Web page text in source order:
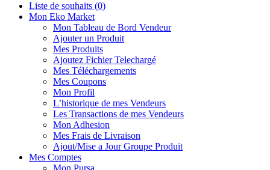
Liste de souhaits (0)
Mon Eko Market
Mon Tableau de Bord Vendeur
Ajouter un Produit
Mes Produits
Ajoutez Fichier Telechargé
Mes Téléchargements
Mes Coupons
Mon Profil
L’historique de mes Vendeurs
Les Transactions de mes Vendeurs
Mon Adhesion
Mes Frais de Livraison
Ajout/Mise a Jour Groupe Produit
Mes Comptes
Mon Pursa